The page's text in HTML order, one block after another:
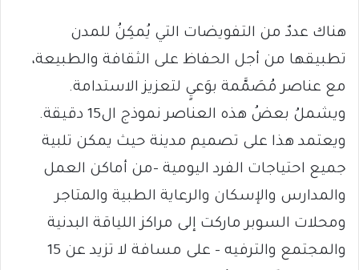
هناك عددٌ من التفويضات التي يُمكِنُ للمدن
تطبيقها من أجل الحفاظ على الثقافة والطبيعة،
مع عناصر مُصَمَّمة بوَعيٍ لتعزيز الاستدامة.
ويشملُ بعضُ هذه العناصر نموذج ال15 دقيقة.
ويعتمد هذا على تصميم مدينة حيث يمكن تلبية
جميع احتياجات الفرد اليومية -من أماكن العمل
والمدارس والإسكان والرعاية الطبية والمتاجر
ومحلات السوبر ماركت إلى مراكز اللياقة البدنية
والمجتمع والترفيه – على مسافة لا تزيد عن 15